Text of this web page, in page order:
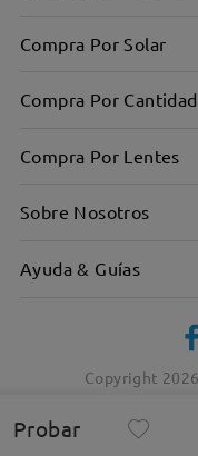
Elegancia
Probar
Compra Por Solar
Compra Por Cantidad
Compra Por Lentes
Sobre Nosotros
Ayuda & Guías
Copyright 2026